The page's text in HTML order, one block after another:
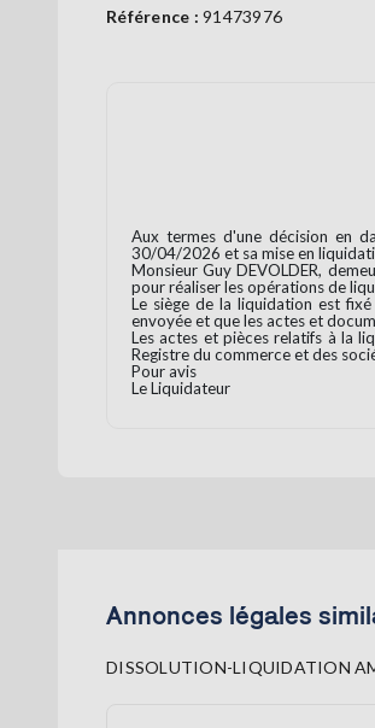
Référence : 91473976
Aux termes d'une décision en
30/04/2026 et sa mise en
Monsieur Guy DEVOLDER,
pour réaliser les opérations de
Le siège de la liquidation est
envoyée et que les actes et
Les actes et pièces relatifs à la
Registre du commerce et des
Pour avis
Le Liquidateur
Annonces légales
DISSOLUTION-LIQUIDATION